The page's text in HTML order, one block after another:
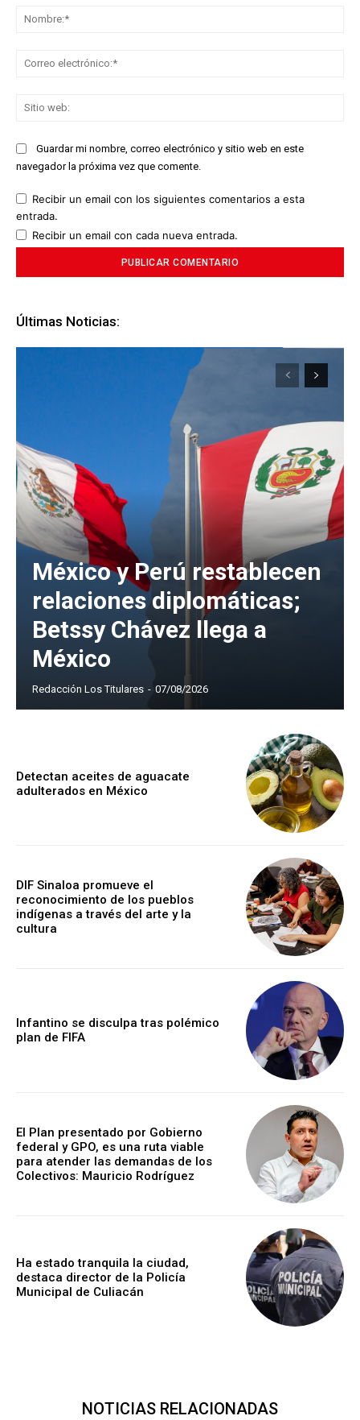
Guardar mi nombre, correo electrónico y sitio web en este
navegador la próxima vez que comente.
Recibir un email con los siguientes comentarios a esta
entrada.
Recibir un email con cada nueva entrada.
Últimas Noticias:
México y Perú restablecen
relaciones diplomáticas;
Betssy Chávez llega a
México
Redacción Los Titulares - 07/08/2026
Detectan aceites de aguacate
adulterados en México
DIF Sinaloa promueve el
reconocimiento de los pueblos
indígenas a través del arte y la
cultura
Infantino se disculpa tras polémico
plan de FIFA
El Plan presentado por Gobierno
federal y GPO, es una ruta viable
para atender las demandas de los
Colectivos: Mauricio Rodríguez
Ha estado tranquila la ciudad,
destaca director de la Policía
Municipal de Culiacán
NOTICIAS RELACIONADAS